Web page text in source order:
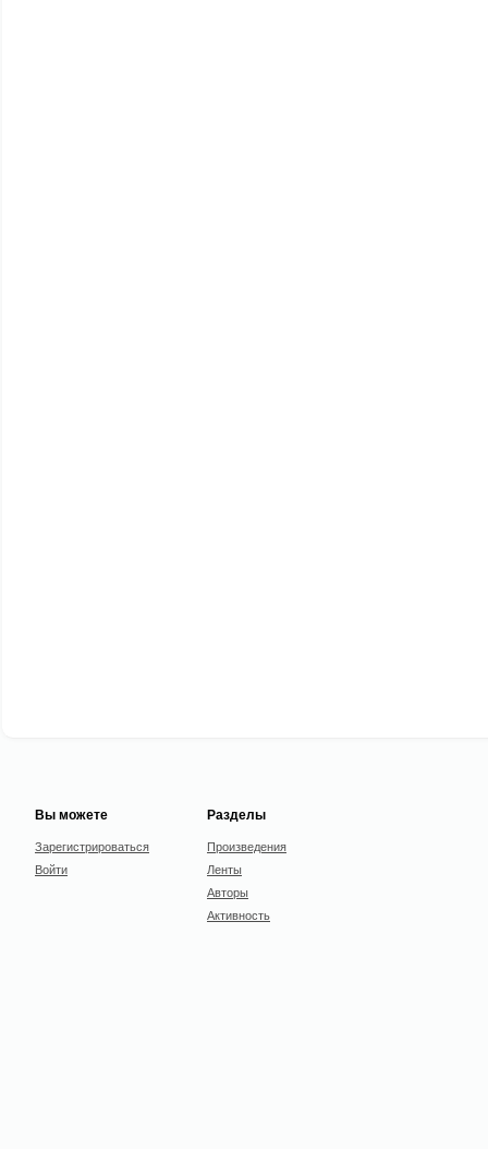
Вы можете
Зарегистрироваться
Войти
Разделы
Произведения
Ленты
Авторы
Активность